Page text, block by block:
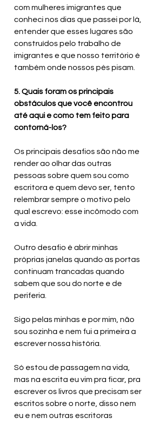
com mulheres imigrantes que
conheci nos dias que passei por lá,
entender que esses lugares são
construídos pelo trabalho de
imigrantes e que nosso território é
também onde nossos pés pisam.
5. Quais foram os principais
obstáculos que você encontrou
até aqui e como tem feito para
contorná-los?
Os principais desafios são não me
render ao olhar das outras
pessoas sobre quem sou como
escritora e quem devo ser, tento
relembrar sempre o motivo pelo
qual escrevo: esse incômodo com
a vida.
Outro desafio é abrir minhas
próprias janelas quando as portas
continuam trancadas quando
sabem que sou do norte e de
periferia.
Sigo pelas minhas e por mim, não
sou sozinha e nem fui a primeira a
escrever nossa história.
Só estou de passagem na vida,
mas na escrita eu vim pra ficar, pra
escrever os livros que precisam ser
escritos sobre o norte, disso nem
eu e nem outras escritoras